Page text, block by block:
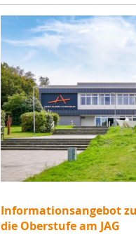
Informationsangebot
die Oberstufe am JAG